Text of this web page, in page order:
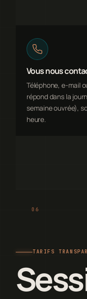
Vous nous
Téléphone, e-mail
répond dans la
semaine ouvrée),
heure.
TARIFS